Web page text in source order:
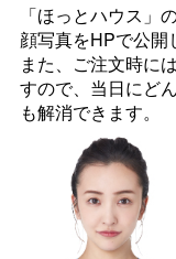
「ほっとハウス」
顔写真をHPで公開
また、ご注文時に
すので、当日にど
も解消できます。